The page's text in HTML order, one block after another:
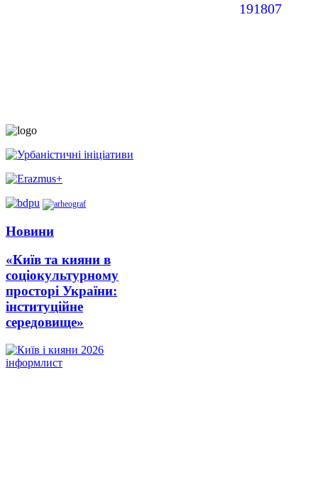
Новини
«Київ та кияни в
соціокультурному
просторі України:
інституційне
середовище»